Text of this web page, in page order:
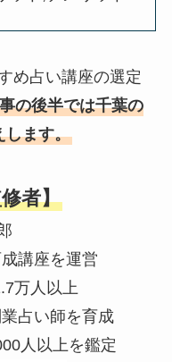
め占い講座の選定
の後半では千葉の
します。
者】
講座を運営
万人以上
占い師を育成
人以上を鑑定